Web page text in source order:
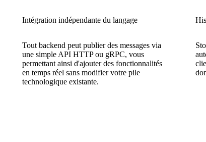
Intégration indépendante du langage
Tout backend peut publier des messages via
une simple API HTTP ou gRPC, vous
permettant ainsi d'ajouter des fonctionnalités
en temps réel sans modifier votre pile
technologique existante.